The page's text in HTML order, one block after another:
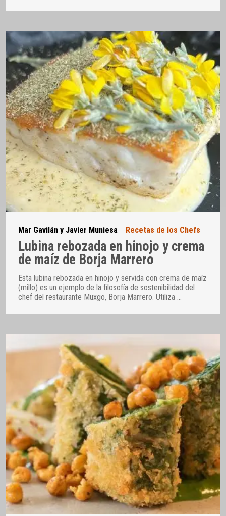
Mar Gavilán y Javier Muniesa Recetas de los Chefs
Lubina rebozada en hinojo y crema
de maíz de Borja Marrero
Esta lubina rebozada en hinojo y servida con crema de maíz
(millo) es un ejemplo de la filosofía de sostenibilidad del
chef del restaurante Muxgo, Borja Marrero. Utiliza …